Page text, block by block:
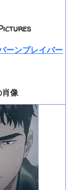
ーンブレイバー
像